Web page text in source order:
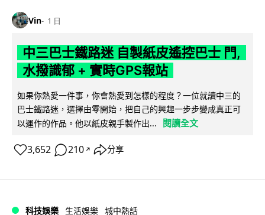
Vin 1 日
中三巴士鐵路迷 自製紙皮遙控巴士 門,
水撥識郁 + 實時GPS報站
如果你熱愛一件事，你會熱愛到怎樣的程度？一位就讀中三的
巴士鐵路迷，選擇由零開始，把自己的興趣一步步變成真正可
以運作的作品。他以紙皮親手製作出...
閱讀全文
3,652 210 ↗ 分享
科技娛樂 生活娛樂 城中熱話